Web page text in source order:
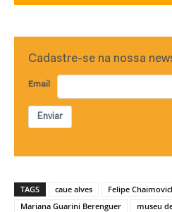
Cadastre-se na nossa
Email
Enviar
TAGS caue alves Felipe
Mariana Guarini Berenguer
museu